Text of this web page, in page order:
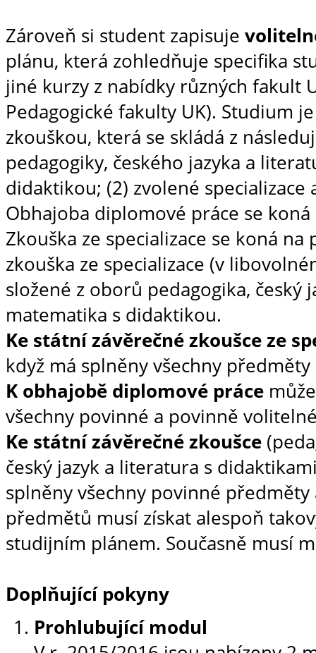
Zároveň si student zapisuje
plánu, která zohledňuje specifika
jiné kurzy z nabídky různých fakult
Pedagogické fakulty UK). Studium
zkouškou, která se skládá z
pedagogiky, českého jazyka a
didaktikou; (2) zvolené
Obhajoba diplomové práce se
Zkouška ze specializace se koná
zkouška ze specializace (v
složené z oborů pedagogika,
matematika s didaktikou.
Ke státní závěrečné zkoušce ze
když má splněny všechny
K obhajobě diplomové práce
všechny povinné a povinně
Ke státní závěrečné zkoušce
český jazyk a literatura s
splněny všechny povinné
předmětů musí získat alespoň
studijním plánem. Současně musí
Doplňující pokyny
Prohlubující modul